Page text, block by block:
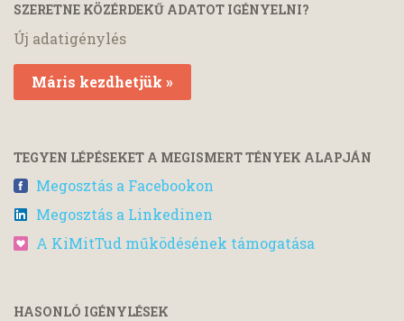
SZERETNE KÖZÉRDEKŰ ADATOT IGÉNYELNI?
Új adatigénylés
Máris kezdhetjük »
TEGYEN LÉPÉSEKET A MEGISMERT TÉNYEK ALAPJÁN
Megosztás a Facebookon
Megosztás a Linkedinen
A KiMitTud működésének támogatása
HASONLÓ IGÉNYLÉSEK